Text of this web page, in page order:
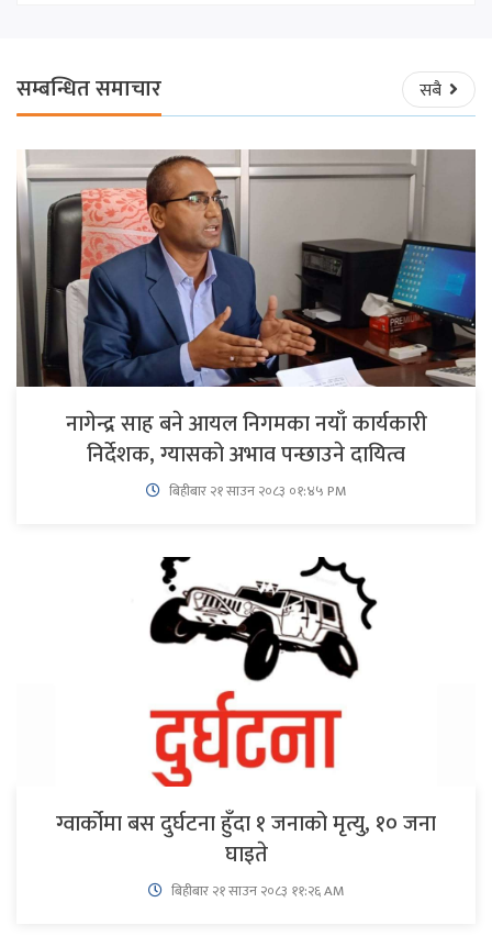
सम्बन्धित समाचार सबै
नागेन्द्र साह बने आयल निगमका नयाँ कार्यकारी
निर्देशक, ग्यासको अभाव पन्छाउने दायित्व
बिहीबार २१ साउन २०८३ ०१:४५ PM
ग्वार्कोमा बस दुर्घटना हुँदा १ जनाको मृत्यु, १० जना
घाइते
बिहीबार २१ साउन २०८३ ११:२६ AM